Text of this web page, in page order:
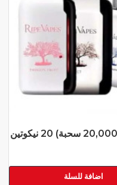
اضافة للسلة